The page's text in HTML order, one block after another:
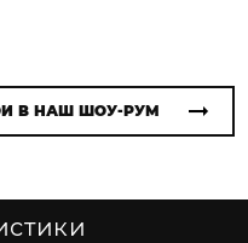
В НАШ ШОУ-РУМ